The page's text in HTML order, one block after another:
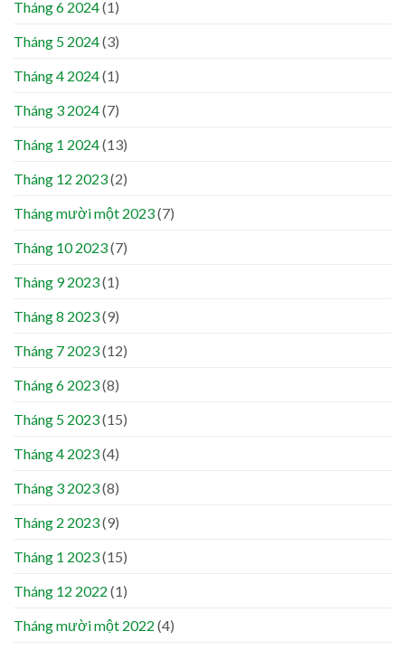
Tháng 6 2024(1)
Tháng 5 2024(3)
Tháng 4 2024(1)
Tháng 3 2024(7)
Tháng 1 2024(13)
Tháng 12 2023(2)
Tháng mười một 2023(7)
Tháng 10 2023(7)
Tháng 9 2023(1)
Tháng 8 2023(9)
Tháng 7 2023(12)
Tháng 6 2023(8)
Tháng 5 2023(15)
Tháng 4 2023(4)
Tháng 3 2023(8)
Tháng 2 2023(9)
Tháng 1 2023(15)
Tháng 12 2022 (1)
Tháng mười một 2022 (4)